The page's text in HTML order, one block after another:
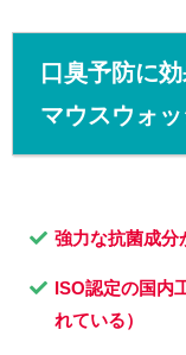
口臭予防に
マウスウォ
強力な抗菌成分
ISO認定の国内
れている）